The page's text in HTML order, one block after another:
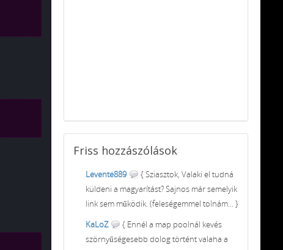
Friss hozzászólások
Levente889
{ Sziasztok, Valaki el tudná
küldeni a magyarítást? Sajnos már semelyik
link sem működik. (feleségemmel tolnám... }
KaLoZ
{ Ennél a map poolnál kevés
szörnyűségesebb dolog történt valaha a